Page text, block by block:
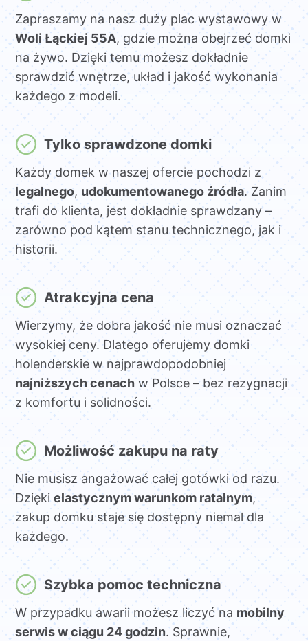
Zapraszamy na nasz duży plac wystawowy w
Woli Łąckiej 55A, gdzie można obejrzeć domki
na żywo. Dzięki temu możesz dokładnie
sprawdzić wnętrze, układ i jakość wykonania
każdego z modeli.
Tylko sprawdzone domki
Każdy domek w naszej ofercie pochodzi z
legalnego, udokumentowanego źródła. Zanim
trafi do klienta, jest dokładnie sprawdzany –
zarówno pod kątem stanu technicznego, jak i
historii.
Atrakcyjna cena
Wierzymy, że dobra jakość nie musi oznaczać
wysokiej ceny. Dlatego oferujemy domki
holenderskie w najprawdopodobniej
najniższych cenachw Polsce – bez rezygnacji
z komfortu i solidności.
Możliwość zakupu na raty
Nie musisz angażować całej gotówki od razu.
Dziękielastycznym warunkom ratalnym,
zakup domku staje się dostępny niemal dla
każdego.
Szybka pomoc techniczna
W przypadku awarii możesz liczyć na mobilny
serwis w ciągu 24 godzin. Sprawnie,